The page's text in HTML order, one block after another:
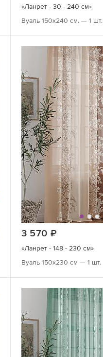
«Ланрет - 30 - 240 см»
Вуаль 150х240 см. — 1 шт.
3 570
«Ланрет - 148 - 230 см»
Вуаль 150х230 см — 1 шт.